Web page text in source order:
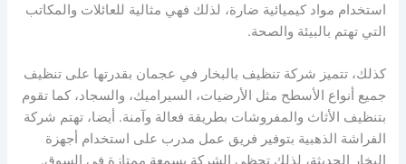
استخدام مواد كيميائية ضارة، لذلك فهي مثالية للعائلات والمكاتب
التي تهتم بالبيئة والصحة.
كذلك، تتميز شركة تنظيف بالبخار في عجمان بقدرتها على تنظيف
جميع أنواع الأسطح مثل الأرضيات، السيراميك، والسجاد، كما تقوم
بتنظيف الأثاث والمفروشات بطريقة فعالة وآمنة. أيضا، تهتم شركة
الفراشة الذهبية بتوفير فريق عمل مدرب على استخدام أجهزة
البخار الحديثة، لذلك تحظى الشركة بسمعة ممتازة في السوق.